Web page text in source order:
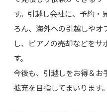
す。引越し会社に、予約・
ろん、海外への引越しや
し、ピアノの売却などを
す。
今後も、引越しをお得＆お
拡充を目指してまいります。